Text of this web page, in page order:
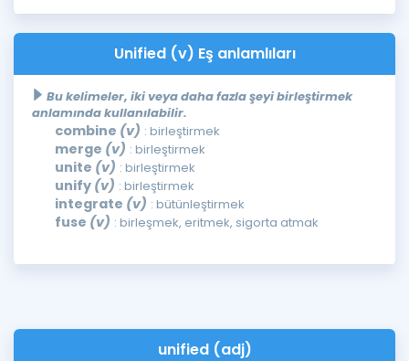
Unified (v) Eş anlamlıları
Bu kelimeler, iki veya daha fazla şeyi birleştirmek
anlamında kullanılabilir.
combine (v) : birleştirmek
merge (v) : birleştirmek
unite (v) : birleştirmek
unify (v) : birleştirmek
integrate (v) : bütünleştirmek
fuse (v) : birleşmek, eritmek, sigorta atmak
unified (adj)